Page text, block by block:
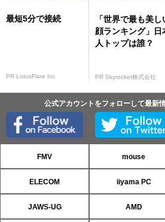
最短5分で接続
PR LotusFlare Inc
「世界で最も美し
顔ランキング」日
人トップは誰？
PR Skyrocket株式会社
公式アカウントをフォローして最新
FMV mouse
ELECOM iiyama PC
JAWS-UG AMD